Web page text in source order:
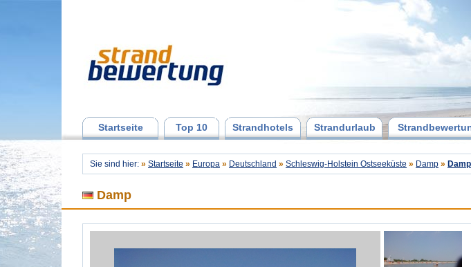
Startseite Top 10 Strandhotels Strandurlaub
Sie sind hier: » Startseite » Europa » Deutschland » Schleswig-Holstein Ostseeküste » Damp » Damp
Damp